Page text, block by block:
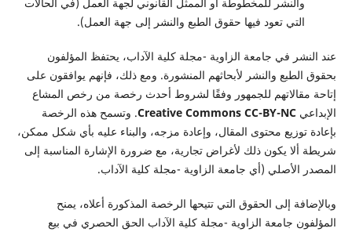
التي تعود فيها حقوق الطبع والنشر إلى جهة العمل).
عند النشر في جامعة الزاوية -مجلة كلية الآداب، يحتفظ المؤلفون
بحقوق الطبع والنشر لأبحاثهم المنشورة. ومع ذلك، فإنهم يوافقون على
إتاحة مقالاتهم للجمهور وفقًا لشروط أحدث رخصة من رخص المشاع
الإبداعي Creative Commons CC-BY-NC. وتسمح هذه الرخصة
بإعادة توزيع محتوى المقال، وإعادة مزجه، والبناء عليه بأي شكل ممكن،
شريطة ألا يكون ذلك لأغراض تجارية، مع ضرورة الإشارة المناسبة إلى
المصدر الأصلي (أي جامعة الزاوية -مجلة كلية الآداب.
وبالإضافة إلى الحقوق التي تتيحها الرخصة المذكورة أعلاه، يمنح
المؤلفون جامعة الزاوية -مجلة كلية الآداب الحق الحصري في بيع